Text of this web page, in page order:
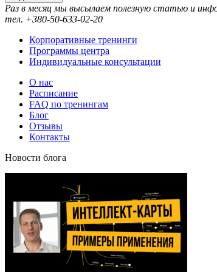
Раз в месяц мы высылаем полезную статью и
тел. +380-50-633-02-20
Корпоративные тренинги
Программы центра
Индивидуальные консультации
О нас
Расписание
FAQ по тренингам
Блог
Отзывы
Контакты
Новости блога